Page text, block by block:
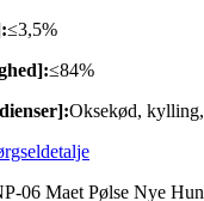
≤3,5%
≤84%
Oksekød,
detalje